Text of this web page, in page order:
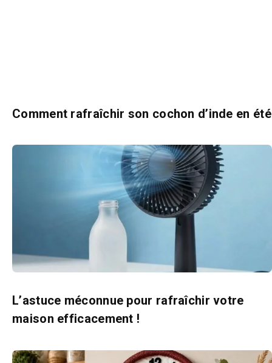
Comment rafraîchir son cochon d’inde en été
L’astuce méconnue pour rafraîchir votre
maison efficacement !